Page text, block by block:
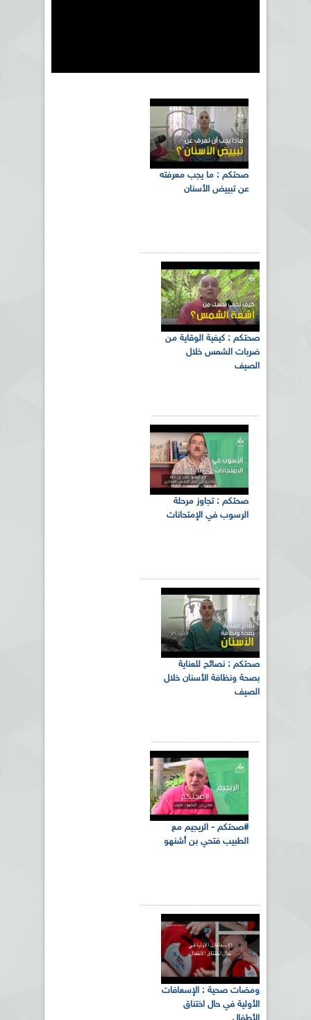
صحتكم : ما يجب معرفته
عن تبييض الأسنان
صحتكم : كيفية الوقاية من
ضربات الشمس خلال
الصيف
صحتكم : تجاوز مرحلة
الرسوب في الإمتحانات
‏صحتكم‬ : نصائح للعناية
بصحة ونظافة ‫‏الأسنان‬ خلال
الصيف
#صحتكم - الريجيم مع
الطبيب فتحي بن أشنهو
ومضات صحية‬ : الإسعافات
الأولية في حال اختناق